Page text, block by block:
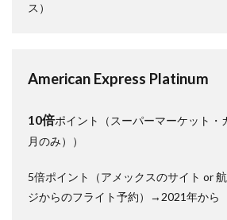
ス）
American Express Platinum
10倍ポイント（スーパーマーケット・
月のみ））
5倍ポイント（アメックスのサイト or
ジからのフライト予約）→2021年から